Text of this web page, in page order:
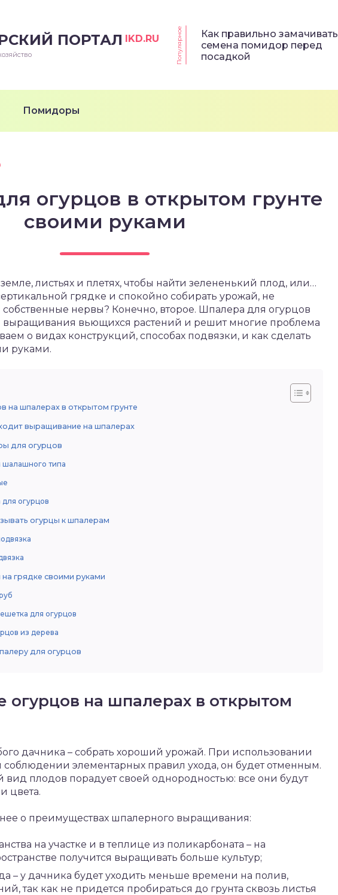
ПОРТАЛ IKD.RU Популярное
Как правильно замачивать
семена помидор перед
посадкой
Помидоры
огурцов в открытом грунте
своими руками
листьях и плетях, чтобы найти зелененький плод, или…
грядке и спокойно собирать урожай, не
нервы? Конечно, второе. Шпалера для огурцов
выращивания вьющихся растений и решит многие проблема
о видах конструкций, способах подвязки, и как сделать
руками.
на шпалерах в открытом грунте
выращивание на шпалерах
для огурцов
шалашного типа
огурцов
огурцы к шпалерам
грядке своими руками
для огурцов
из дерева
для огурцов
на шпалерах в открытом
дачника – собрать хороший урожай. При использовании
соблюдении элементарных правил ухода, он будет отменным.
вид плодов порадует своей однородностью: все они будут
цвета.
о преимуществах шпалерного выращивания:
на участке и в теплице из поликарбоната – на
получится выращивать больше культур;
– у дачника будет уходить меньше времени на полив,
так как не придется пробираться до грунта сквозь листья